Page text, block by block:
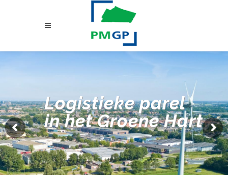
Logistieke parel
in het Groene Hart